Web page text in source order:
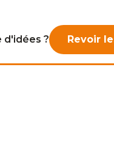
d'idées ? Revoir